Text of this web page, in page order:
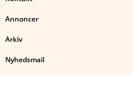
Annoncer
Arkiv
Nyhedsmail